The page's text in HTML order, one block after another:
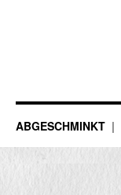
ABGESCHMINKT